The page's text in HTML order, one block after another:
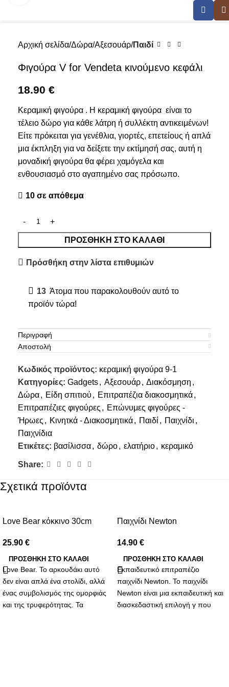
Αρχική σελίδα Δώρα Αξεσουάρ Παιδί
Φιγούρα V for Vendeta κινούμενο κεφάλι
18.90 €
Κεραμική φιγούρα . Η κεραμική φιγούρα είναι το
τέλειο δώρο για κάθε λάτρη ή συλλέκτη αντικειμένων!
Είτε πρόκειται για γενέθλια, γιορτές, επετείους ή απλά
μια έκπληξη για να δείξετε την εκτίμησή σας, αυτή η
μοναδική φιγούρα θα φέρει χαμόγελα και
ενθουσιασμό στο αγαπημένο σας πρόσωπο.
10 σε απόθεμα
ΠΡΟΣΘΉΚΗ ΣΤΟ ΚΑΛΆΘΙ
Πρόσθήκη στην λίστα επιθυμιών
13 Άτομα που παρακολουθούν αυτό το
προϊόν τώρα!
Περιγραφή
Αποστολή
Κωδικός προϊόντος: κεραμική φιγούρα 9-1
Κατηγορίες: Gadgets, Αξεσουάρ, Διακόσμηση ,
Δώρα, Είδη σπιτιού , Επιτραπέζια διακοσμητικά,
Επιτραπέζιες φιγούρες , Επώνυμες φιγούρες -
Ήρωες , Κινητκά - Διακοσμητικά, Παιδί , Παιχνίδι ,
Παιχνίδια
Ετικέτες: βασίλισσα, δώρο, ελατήριο, κεραμικό
Share:
Σχετικά προϊόντα
Love Bear κόκκινο 30cm
25.90 €
ΠΡΟΣΘΉΚΗ ΣΤΟ ΚΑΛΆΘΙ
Love Bear. Το αρκουδάκι αυτό
δεν είναι απλά ένα στολίδι, αλλά
ένας συμβολισμός της ομορφιάς
και της τρυφερότητας. Τα
Παιχνίδι Newton
14.90 €
ΠΡΟΣΘΉΚΗ ΣΤΟ ΚΑΛΆΘΙ
Εκπαιδευτικό επιτραπέζιο
παιχνίδι Newton. Το παιχνίδι
Newton είναι μια εκπαιδευτική και
διασκεδαστική επιλογή γ που